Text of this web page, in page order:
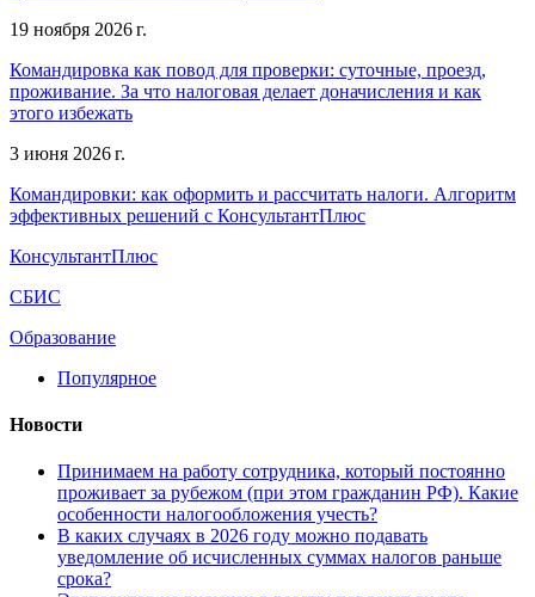
19 ноября 2026 г.
Командировка как повод для проверки: суточные, проезд,
проживание. За что налоговая делает доначисления и как
этого избежать
3 июня 2026 г.
Командировки: как оформить и рассчитать налоги. Алгоритм
эффективных решений с КонсультантПлюс
КонсультантПлюс
СБИС
Образование
Популярное
Новости
Принимаем на работу сотрудника, который постоянно
проживает за рубежом (при этом гражданин РФ). Какие
особенности налогообложения учесть?
В каких случаях в 2026 году можно подавать
уведомление об исчисленных суммах налогов раньше
срока?